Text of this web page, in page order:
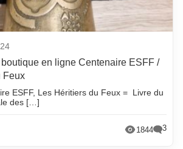
en ligne Centenaire ESFF /
Feux
ESFF, Les Héritiers du Feux = Livre du
des […]
1844 3